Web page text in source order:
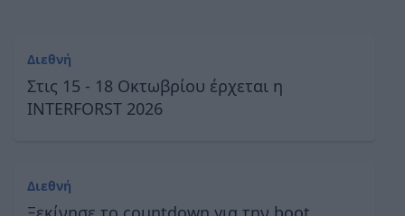
Διεθνή
Στις 15 - 18 Οκτωβρίου έρχεται η
INTERFORST 2026
Διεθνή